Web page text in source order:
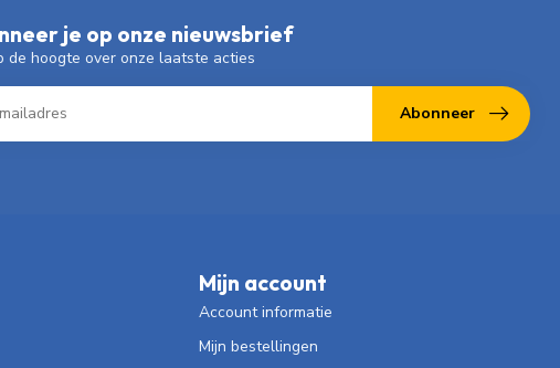
je op onze nieuwsbrief
de hoogte over onze laatste acties
Abonneer
Mijn account
Account informatie
Mijn bestellingen